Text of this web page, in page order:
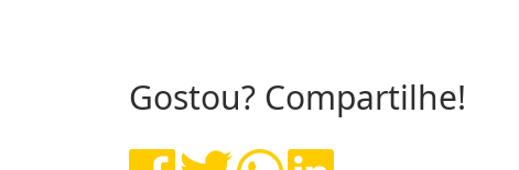
Gostou? Compartilhe!